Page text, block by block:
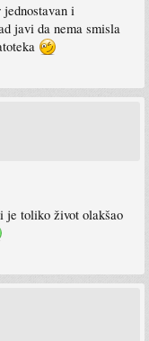
i
javi da nema smisla
je toliko život olakšao